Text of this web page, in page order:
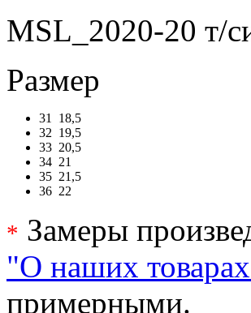
MSL_2020-20 т/
Размер
31
18,5
32 19,5
33 20,5
34 21
35 21,5
36 22
* Замеры
"О наших
примерными.